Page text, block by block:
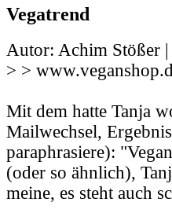
Vegatrend
Autor: Achim Stößer
> >
Mit dem hatte Tanja
Mailwechsel,
paraphrasiere):
(oder so ähnlich),
meine, es steht auch